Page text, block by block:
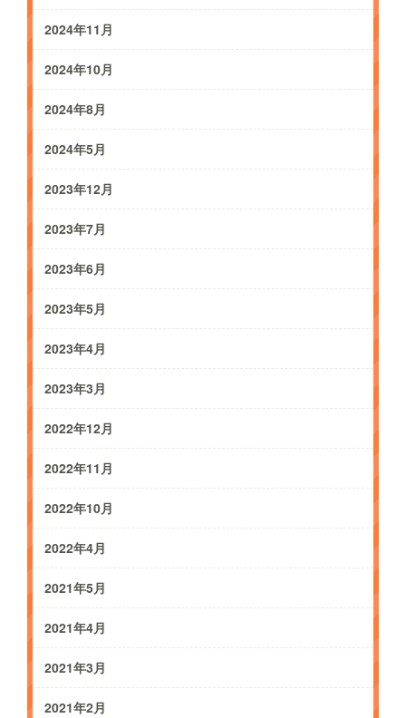
2024年11月
2024年10月
2024年8月
2024年5月
2023年12月
2023年7月
2023年6月
2023年5月
2023年4月
2023年3月
2022年12月
2022年11月
2022年10月
2022年4月
2021年5月
2021年4月
2021年3月
2021年2月